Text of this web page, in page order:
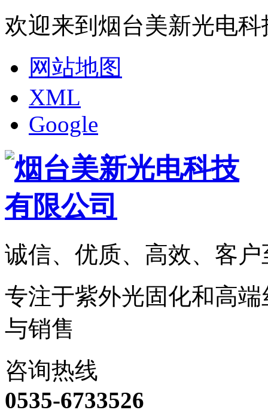
欢迎来到烟台美新光电
网站地图
XML
Google
诚信、优质、高效、客户
专注于紫外光固化和高
与销售
咨询热线
0535-6733526